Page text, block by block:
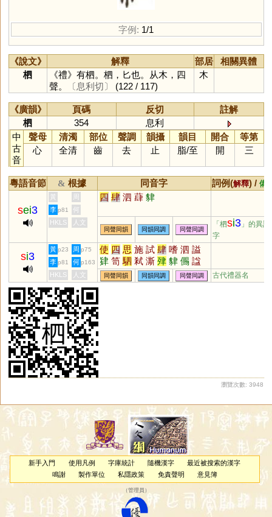
字例: 1/1
《說文》 解釋 部居
相關異體
柶
《禮》有柶。柶，匕也。从木，四
聲。
〔息利切〕 (122 / 117)
木
《廣韻》 頁碼 反切
註解
柶
354
息利
中
古
音
聲母 清濁 部位 聲調 韻攝 韻目 開合
等第
心
全清 齒 去 止 脂/至 開 三
粵語音節 & 根據 同音字 詞例(解釋) / 備
sei3
黃 周 四 肆 泗 蕼 貄
李 p81
何
HKLS
人文
同聲同韻 同韻同調 同聲同調
「柶si3 」的異讀
字
si3
黃 p23 周 p75 使 四 思 施 試 肆 嗜 泗 謚
肄 笥 駟 弒 澌 肂 貄 儩 諡
李 p81 何 p163
HKLS 人文 同聲同韻 同韻同調 同聲同調 古代禮器名
瀏覽次數: 3948
新手入門 使用凡例 字庫統計 隨機漢字
最近被搜索的漢字
鳴謝
製作單位 私隱政策 免責聲明 意見簿
（管理員 ）